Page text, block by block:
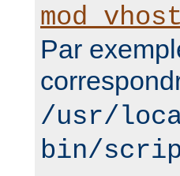
Par
/usr/
bin/